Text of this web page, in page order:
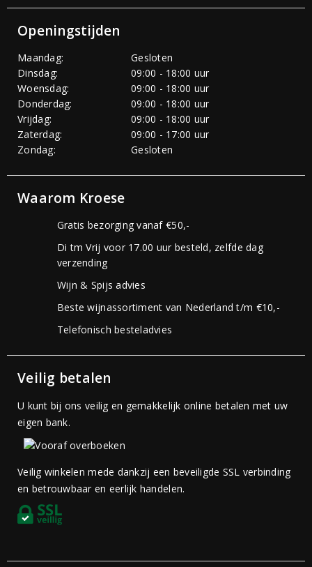
Openingstijden
Maandag:
Gesloten
Dinsdag:
09:00 - 18:00 uur
Woensdag:
09:00 - 18:00 uur
Donderdag:
09:00 - 18:00 uur
Vrijdag:
09:00 - 18:00 uur
Zaterdag:
09:00 - 17:00 uur
Zondag:
Gesloten
Waarom Kroese
Gratis bezorging vanaf €50,-
Di tm Vrij voor 17.00 uur besteld, zelfde dag
verzending
Wijn & Spijs advies
Beste wijnassortiment van Nederland t/m €10,-
Telefonisch besteladvies
Veilig betalen
U kunt bij ons veilig en gemakkelijk online betalen met uw
eigen bank.
Veilig winkelen mede dankzij een beveiligde SSL verbinding
en betrouwbaar en eerlijk handelen.